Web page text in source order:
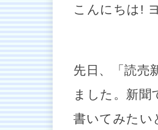
こんにちは!
先日、「読売
ました。新聞
書いてみたい